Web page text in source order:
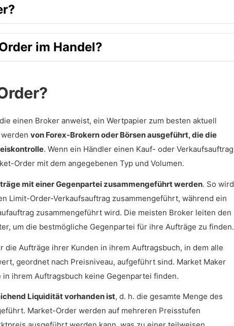
im Handel?
einen Broker anweist, ein Wertpapier zum besten aktuell
von Forex-Brokern oder Börsen ausgeführt, die die
. Wenn ein Händler einen Kauf- oder Verkaufsauftrag
Order mit dem angegebenen Typ und Volumen.
mit einer Gegenpartei zusammengeführt werden. So wird
Limit-Order-Verkaufsauftrag zusammengeführt, während ein
zusammengeführt wird. Die meisten Broker leiten den
um die bestmögliche Gegenpartei für ihre Aufträge zu finden.
Aufträge ihrer Kunden in ihrem Auftragsbuch, in dem alle
geordnet nach Preisniveau, aufgeführt sind. Market Maker
ihrem Auftragsbuch keine Gegenpartei finden.
Liquidität vorhanden ist, d. h. die gesamte Menge des
Market-Order werden auf mehreren Preisstufen